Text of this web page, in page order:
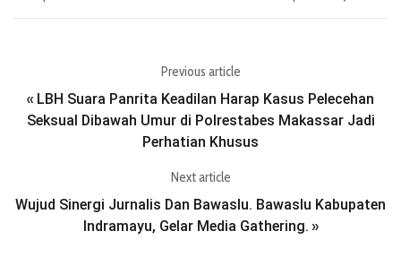
Previous article
« LBH Suara Panrita Keadilan Harap Kasus Pelecehan
Seksual Dibawah Umur di Polrestabes Makassar Jadi
Perhatian Khusus
Next article
Wujud Sinergi Jurnalis Dan Bawaslu. Bawaslu Kabupaten
Indramayu, Gelar Media Gathering. »